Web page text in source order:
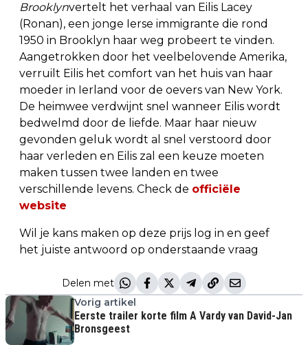
Brooklynvertelt het verhaal van Eilis Lacey
(Ronan), een jonge Ierse immigrante die rond
1950 in Brooklyn haar weg probeert te vinden.
Aangetrokken door het veelbelovende Amerika,
verruilt Eilis het comfort van het huis van haar
moeder in Ierland voor de oevers van New York.
De heimwee verdwijnt snel wanneer Eilis wordt
bedwelmd door de liefde. Maar haar nieuw
gevonden geluk wordt al snel verstoord door
haar verleden en Eilis zal een keuze moeten
maken tussen twee landen en twee
verschillende levens. Check de officiële
website
Wil je kans maken op deze prijs log in en geef
het juiste antwoord op onderstaande vraag
Delen met
Vorig artikel
Eerste trailer korte film A Vardy van David-Jan
Bronsgeest